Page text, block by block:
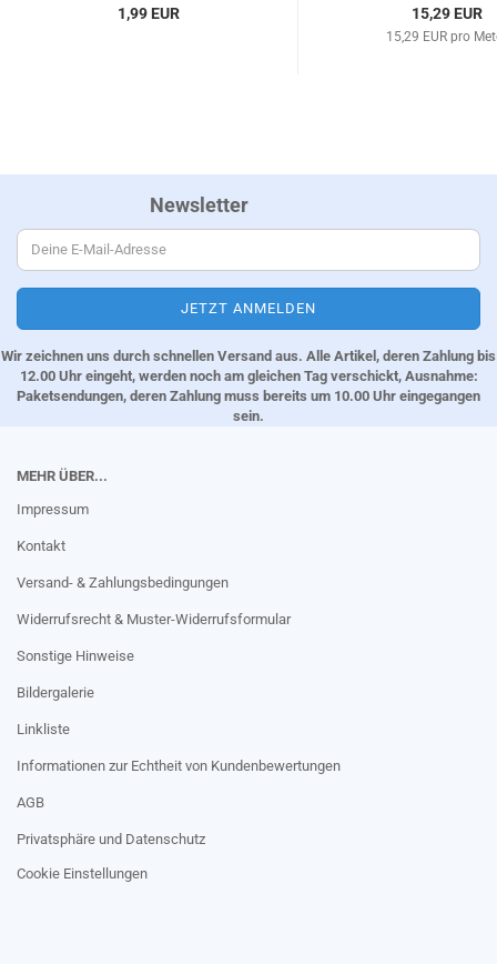
1,99 EUR 15,29 EUR
15,29 EUR pro
Newsletter
Wir zeichnen uns durch schnellen Versand aus. Alle Artikel, deren Zahlung bis
12.00 Uhr eingeht, werden noch am gleichen Tag verschickt, Ausnahme:
Paketsendungen, deren Zahlung muss bereits um 10.00 Uhr eingegangen
sein.
MEHR ÜBER...
Impressum
Kontakt
Versand- & Zahlungsbedingungen
Widerrufsrecht & Muster-Widerrufsformular
Sonstige Hinweise
Bildergalerie
Linkliste
Informationen zur Echtheit von Kundenbewertungen
AGB
Privatsphäre und Datenschutz
Cookie Einstellungen